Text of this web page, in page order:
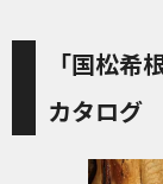
「国松
カタログ